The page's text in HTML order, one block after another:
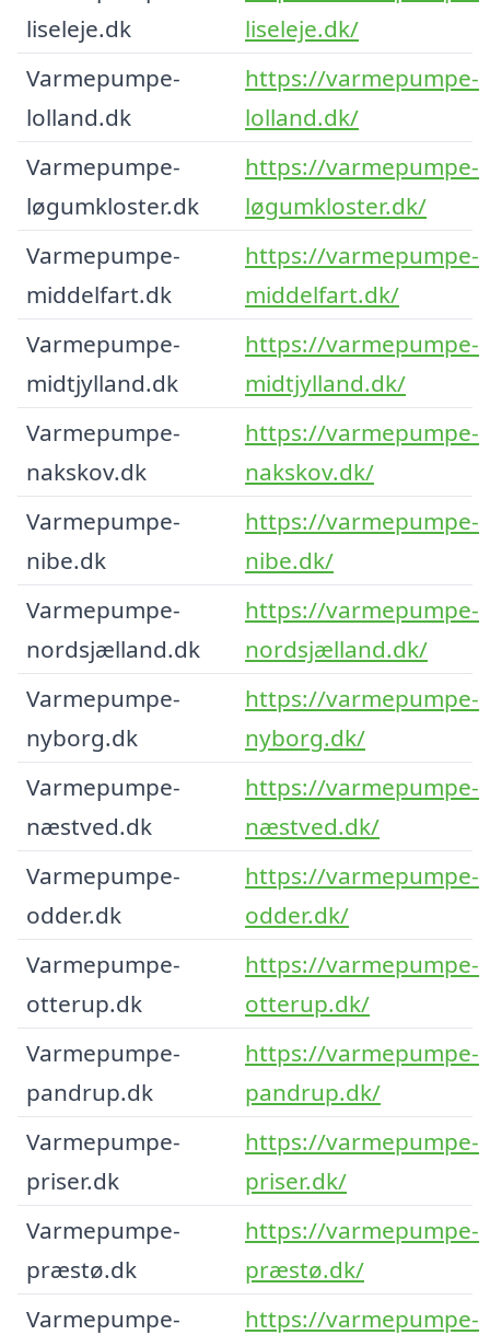
liseleje.dk
liseleje.dk/
Varmepumpe-
lolland.dk
https://varmepumpe-
lolland.dk/
Varmepumpe-
løgumkloster.dk
https://varmepumpe-
løgumkloster.dk/
Varmepumpe-
middelfart.dk
https://varmepumpe-
middelfart.dk/
Varmepumpe-
midtjylland.dk
https://varmepumpe-
midtjylland.dk/
Varmepumpe-
nakskov.dk
https://varmepumpe-
nakskov.dk/
Varmepumpe-
nibe.dk
https://varmepumpe-
nibe.dk/
Varmepumpe-
nordsjælland.dk
https://varmepumpe-
nordsjælland.dk/
Varmepumpe-
nyborg.dk
https://varmepumpe-
nyborg.dk/
Varmepumpe-
næstved.dk
https://varmepumpe-
næstved.dk/
Varmepumpe-
odder.dk
https://varmepumpe-
odder.dk/
Varmepumpe-
otterup.dk
https://varmepumpe-
otterup.dk/
Varmepumpe-
pandrup.dk
https://varmepumpe-
pandrup.dk/
Varmepumpe-
priser.dk
https://varmepumpe-
priser.dk/
Varmepumpe-
præstø.dk
https://varmepumpe-
præstø.dk/
Varmepumpe-
https://varmepumpe-